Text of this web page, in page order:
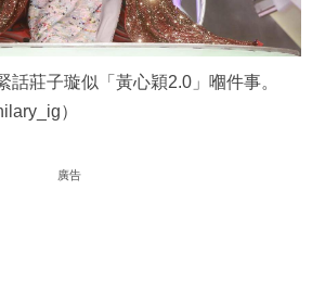
話莊子璇似「黃心穎2.0」嗰件事。
）
廣告